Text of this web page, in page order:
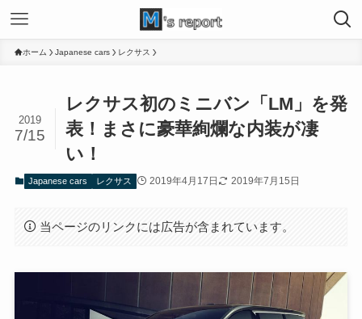
ホーム Japanese cars レクサス
レクサス初のミニバン「LM」を発
表！まさに豪華絢爛な内装が凄
い！
2019
7/15
Japanese cars レクサス 2019年4月17日 2019年7月15日
当ページのリンクには広告が含まれています。